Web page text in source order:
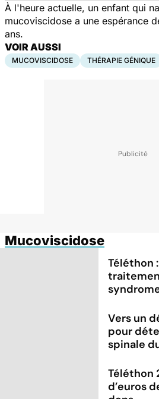
À l'heure actuelle, un enfant qui
mucoviscidose a une espérance
ans.
VOIR AUSSI
MUCOVISCIDOSE THÉRAPIE GÉNIQUE
Mucoviscidose
Téléthon
Vers un
pour
spinale
Téléthon
d’euros